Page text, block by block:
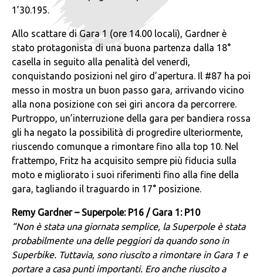
1’30.195.
Allo scattare di Gara 1 (ore 14.00 locali), Gardner è
stato protagonista di una buona partenza dalla 18°
casella in seguito alla penalità del venerdì,
conquistando posizioni nel giro d’apertura. Il #87 ha poi
messo in mostra un buon passo gara, arrivando vicino
alla nona posizione con sei giri ancora da percorrere.
Purtroppo, un’interruzione della gara per bandiera rossa
gli ha negato la possibilità di progredire ulteriormente,
riuscendo comunque a rimontare fino alla top 10. Nel
frattempo, Fritz ha acquisito sempre più fiducia sulla
moto e migliorato i suoi riferimenti fino alla fine della
gara, tagliando il traguardo in 17° posizione.
Remy Gardner – Superpole: P16 / Gara 1: P10
“Non è stata una giornata semplice, la Superpole è stata
probabilmente una delle peggiori da quando sono in
Superbike. Tuttavia, sono riuscito a rimontare in Gara 1 e
portare a casa punti importanti. Ero anche riuscito a